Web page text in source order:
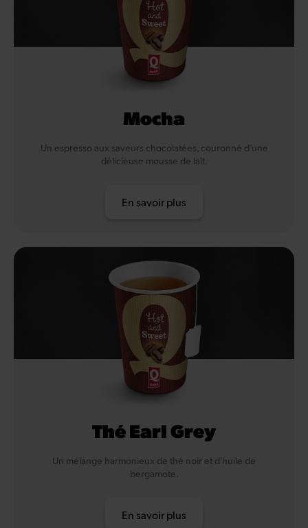
Mocha
Un espresso aux saveurs chocolatées, couronné d’une
délicieuse mousse de lait.
En savoir plus
Thé Earl Grey
Un mélange harmonieux de thé noir et d'huile de
bergamote.
En savoir plus